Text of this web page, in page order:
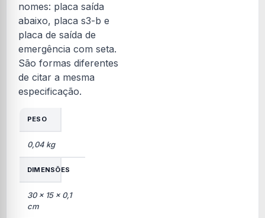
nomes: placa saída
abaixo, placa s3-b e
placa de saída de
emergência com seta.
São formas diferentes
de citar a mesma
especificação.
PESO
0,04 kg
DIMENSÕES
30 × 15 × 0,1
cm